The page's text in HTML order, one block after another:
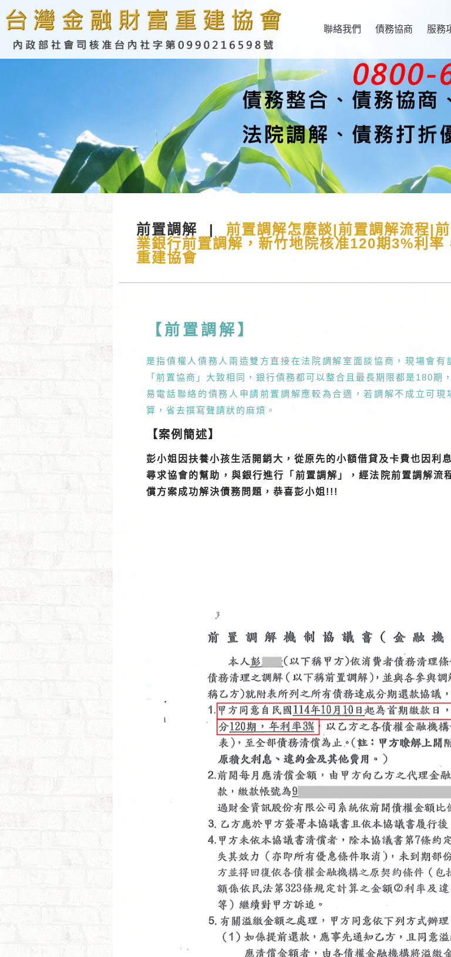
聯絡我們 債務協商 服務
前置調解 |
前置調解怎麼談|前置調解流程|
業銀行前置調解，新竹地院核准120期3%利
重建協會
【前置調解】
是指債權人債務人兩造雙方直接在法院調解室面談協商，現場會
「前置協商」大致相同，銀行債務都可以整合且最長期限都是180期
易電話聯絡的債務人申請前置調解應較為合適，若調解不成立可
算，省去撰寫聲請狀的麻煩。
【案例簡述】
彭小姐因扶養小孩生活開銷大，從原先的小額借貸及卡費也因利
尋求協會的幫助，與銀行進行「前置調解」，經法院前置調解
償方案成功解決債務問題，恭喜彭小姐!!!